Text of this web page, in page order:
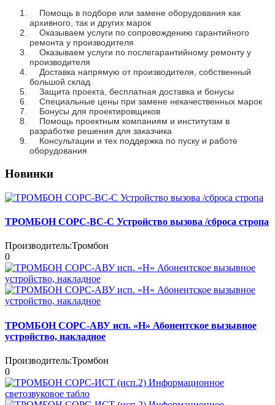
Помощь в подборе или замене оборудования как
архивного, так и других марок
Оказываем услуги по сопровождению гарантийного
ремонта у производителя
Оказываем услуги по послегарантийному ремонту у
производителя
Доставка напрямую от производителя, собственный
большой склад
Защита проекта, бесплатная доставка и бонусы
Специальные цены при замене некачественных марок
Бонусы для проектировщиков
Помощь проектным компаниям и институтам в
разработке решения для заказчика
Консультации и тех поддержка по пуску и работе
оборудования
Новинки
ТРОМБОН СОРС-ВС-С Устройство вызова /сброса стропа
Производитель:Тромбон
0
ТРОМБОН СОРС-АВУ исп. «Н» Абонентское вызывное
устройство, накладное
Производитель:Тромбон
0